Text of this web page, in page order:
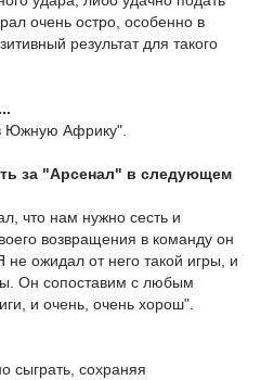
очень остро, особенно в
результат для такого
Южную Африку".
за "Арсенал" в следующем
что нам нужно сесть и
возвращения в команду он
ожидал от него такой игры, и
Он сопоставим с любым
и очень, очень хорош".
сыграть, сохраняя